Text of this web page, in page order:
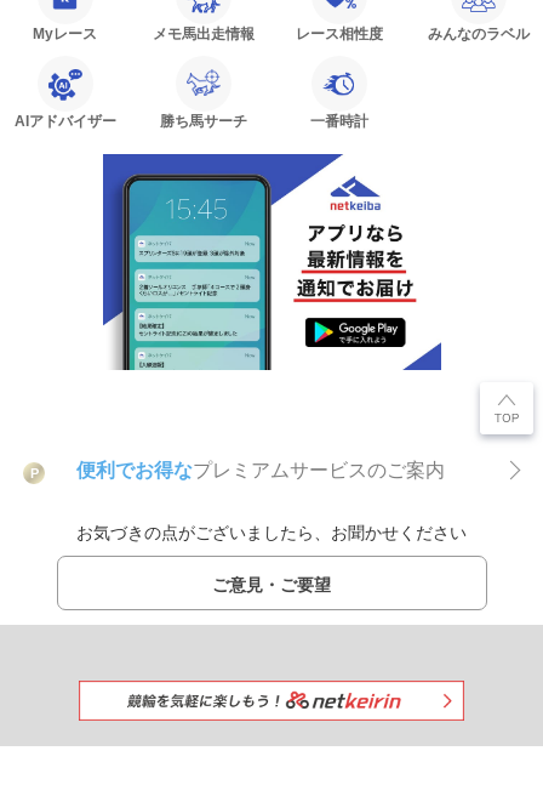
Myレース メモ馬出走情報 レース相性度 みんなのラベル
AIアドバイザー 勝ち馬サーチ 一番時計
P 便利でお得なプレミアムサービスのご案内
お気づきの点がございましたら、お聞かせください
ご意見・ご要望